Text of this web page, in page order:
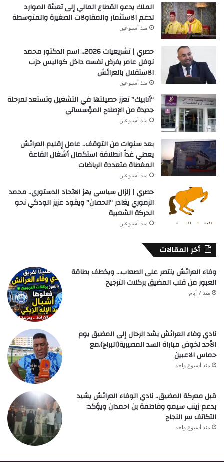
الملك يدعو القطاع المالي إلى تعبئة الموارد
لدعم الاستثمار والمقاولات الصغيرة والمتوسطة
منذ أسبوعين
حصري | تشريعيات 2026.. اسم الدكتور محمد
نوفل عامر يفرض نفسه داخل كواليس حزب
الاستقلال بالعرائش
منذ أسبوعين
“أنابيك” تعزز حصيلتها في التشغيل وتستعد لمرحلة
جديدة من الإصلاح المؤسساتي
منذ أسبوعين
بعد سنوات من التوقف.. عامل إقليم العرائش
يعطي غداً انطلاقة استكمال أشغال القاعة
المغطاة متعددة الرياضات
منذ أسبوعين
حصري | زلزال سياسي يهز الاتحاد الدستوري.. محمد
الزموري يغادر “الحصان” ويقود عزيز الودكي نحو
الحركة الشعبية
منذ أسبوعين
أخر المقالات
وفاء العرائش ينتصر على الصعاب… ويخطف بطاقة
العبور من قلب المضيق بركلات الترجيح
منذ 7 أيام
نادي وفاء العرائش يشد الرحال إلى المضيق يوم
الأحد لخوض مباراة السد المصيرية(البراج).مع
حماس الاعبين
منذ أسبوع واحد
قبل معركة المضيق.. نادي الوفاء العرائش يشيد
بدعم زينب سيمو وفاطمة بن احمدان ويؤكد:
التكاتف سر النجاح
منذ أسبوع واحد